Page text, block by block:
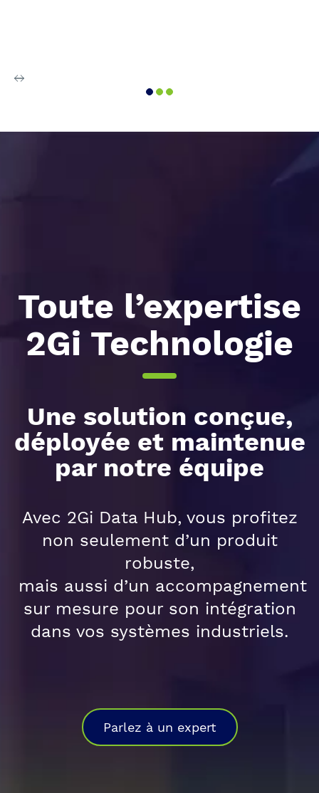
Toute l’expertise
2Gi Technologie
Une solution conçue,
déployée et maintenue
par notre équipe
Avec 2Gi Data Hub, vous profitez
non seulement d’un produit
robuste,
mais aussi d’un accompagnement
sur mesure pour son intégration
dans vos systèmes industriels.
Parlez à un expert